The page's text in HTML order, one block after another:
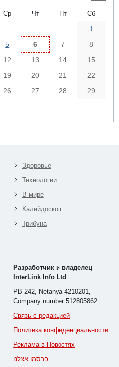
Ср Чт Пт Сб
1
5 6 7
8
12 13 14
15
19 20 21
22
26 27 28
29
Здоровье
Технологии
В мире
Калейдоскоп
Трибуна
Разработчик и владелец
InterLink Info Ltd
PB 242, Netanya 4210201,
Company number 512805862
Связь с редакцией
Политика конфиденциальности
Реклама в Новостях
פרסמו אצלנו